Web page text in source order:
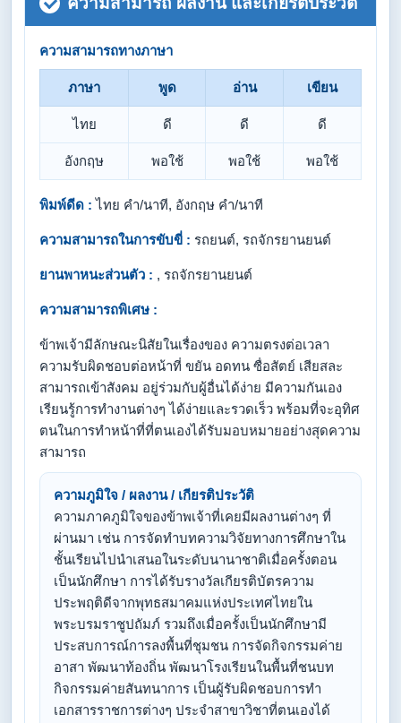
ความสามารถทางภาษา
ภาษา พูด อ่าน เขียน
ไทย ดี ดี ดี
อังกฤษ พอใช้ พอใช้ พอใช้
พิมพ์ดีด : ไทย คำ/นาที, อังกฤษ คำ/นาที
ความสามารถในการขับขี่ : รถยนต์, รถจักรยานยนต์
ยานพาหนะส่วนตัว : , รถจักรยานยนต์
ความสามารถพิเศษ :
ข้าพเจ้ามีลักษณะนิสัยในเรื่องของ ความตรงต่อเวลา
ความรับผิดชอบต่อหน้าที่ ขยัน อดทน ซื่อสัตย์ เสียสละ
สามารถเข้าสังคม อยู่ร่วมกับผู้อื่นได้ง่าย มีความกันเอง
เรียนรู้การทำงานต่างๆ ได้ง่ายและรวดเร็ว พร้อมที่จะอุทิศ
ตนในการทำหน้าที่ที่ตนเองได้รับมอบหมายอย่างสุดความ
สามารถ
ความภูมิใจ / ผลงาน / เกียรติประวัติ
ความภาคภูมิใจของข้าพเจ้าที่เคยมีผลงานต่างๆ ที่
ผ่านมา เช่น การจัดทำบทความวิจัยทางการศึกษาใน
ชั้นเรียนไปนำเสนอในระดับนานาชาติเมื่อครั้งตอน
เป็นนักศึกษา การได้รับรางวัลเกียรติบัตรความ
ประพฤติดีจากพุทธสมาคมแห่งประเทศไทยใน
พระบรมราชูปถัมภ์ รวมถึงเมื่อครั้งเป็นนักศึกษามี
ประสบการณ์การลงพื้นที่ชุมชน การจัดกิจกรรมค่าย
อาสา พัฒนาท้องถิ่น พัฒนาโรงเรียนในพื้นที่ชนบท
กิจกรรมค่ายสันทนาการ เป็นผู้รับผิดชอบการทำ
เอกสารราชการต่างๆ ประจำสาขาวิชาที่ตนเองได้